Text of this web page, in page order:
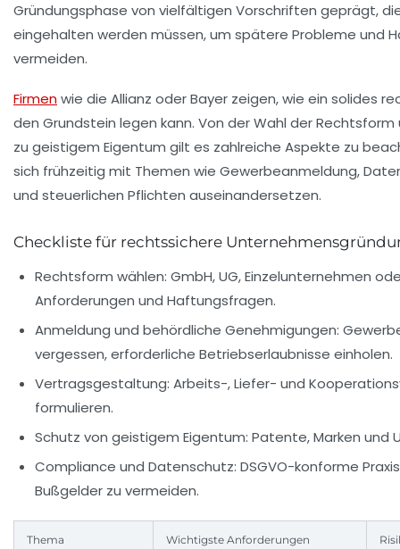
Gründungsphase von vielfältigen Vorschriften geprägt,
eingehalten werden müssen, um spätere Probleme und
vermeiden.
Firmenwie die Allianz oder Bayer zeigen, wie ein solides
den Grundstein legen kann. Von der Wahl der
zu geistigem Eigentum gilt es zahlreiche Aspekte zu
sich frühzeitig mit Themen wie Gewerbeanmeldung,
und steuerlichen Pflichten auseinandersetzen.
Checkliste für rechtssichere
Rechtsform wählen: GmbH, UG, Einzelunternehmen
Anforderungen und Haftungsfragen.
Anmeldung und behördliche Genehmigungen:
vergessen, erforderliche Betriebserlaubnisse einholen.
Vertragsgestaltung: Arbeits-, Liefer- und
formulieren.
Schutz von geistigem Eigentum: Patente, Marken und
Compliance und Datenschutz: DSGVO-konforme
Bußgelder zu vermeiden.
Thema Wichtigste Anforderungen